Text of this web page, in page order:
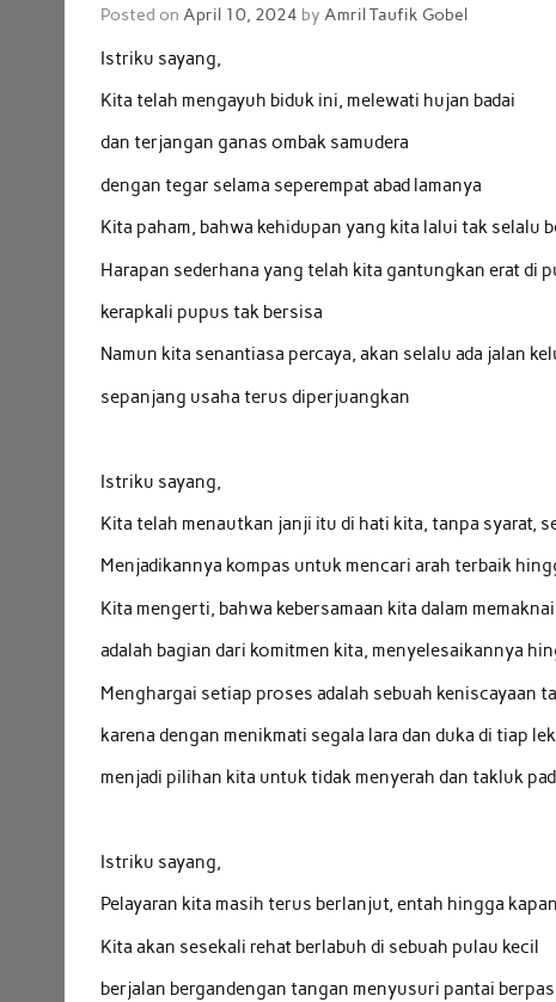
Posted onApril 10, 2024 byAmril Taufik Gobel
Istriku sayang,
Kita telah mengayuh biduk ini, melewati hujan badai
dan terjangan ganas ombak samudera
dengan tegar selama seperempat abad lamanya
Kita paham, bahwa kehidupan yang kita lalui tak selalu
Harapan sederhana yang telah kita gantungkan erat di
kerapkali pupus tak bersisa
Namun kita senantiasa percaya, akan selalu ada jalan
sepanjang usaha terus diperjuangkan
Istriku sayang,
Kita telah menautkan janji itu di hati kita, tanpa syarat,
Menjadikannya kompas untuk mencari arah terbaik
Kita mengerti, bahwa kebersamaan kita dalam
adalah bagian dari komitmen kita, menyelesaikannya
Menghargai setiap proses adalah sebuah keniscayaan
karena dengan menikmati segala lara dan duka di tiap
menjadi pilihan kita untuk tidak menyerah dan takluk
Istriku sayang,
Pelayaran kita masih terus berlanjut, entah hingga kapan
Kita akan sesekali rehat berlabuh di sebuah pulau kecil
berjalan bergandengan tangan menyusuri pantai